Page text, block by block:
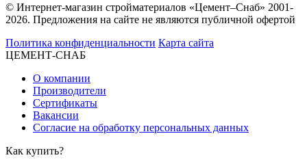
© Интернет-магазин стройматериалов «Цемент–Снаб» 2001-
2026. Предложения на сайте не являются публичной офертой
Политика конфиденциальности Карта сайта
ЦЕМЕНТ-СНАБ
О компании
Производители
Сертификаты
Вакансии
Согласие на обработку персональных данных
Как купить?